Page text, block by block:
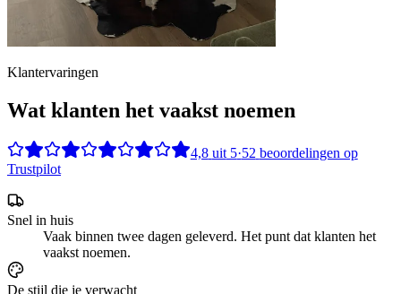
Klantervaringen
Wat klanten het vaakst noemen
4,8 uit5·52 beoordelingen op
Trustpilot
Snel in huis
Vaak binnen twee dagen geleverd. Het punt dat klanten het
vaakst noemen.
De stijl die je verwacht